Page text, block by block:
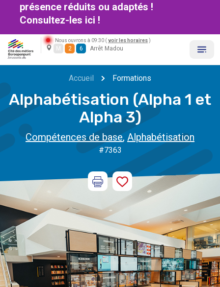
présence réduits ou adaptés !
Consultez-les ici !
Nous ouvrons à 09:30 ( voir les horaires )
M 2 6 Arrêt Madou
Accueil Formations
Alphabétisation (Alpha 1 et
Alpha 3)
Compétences de base, Alphabétisation
#7363